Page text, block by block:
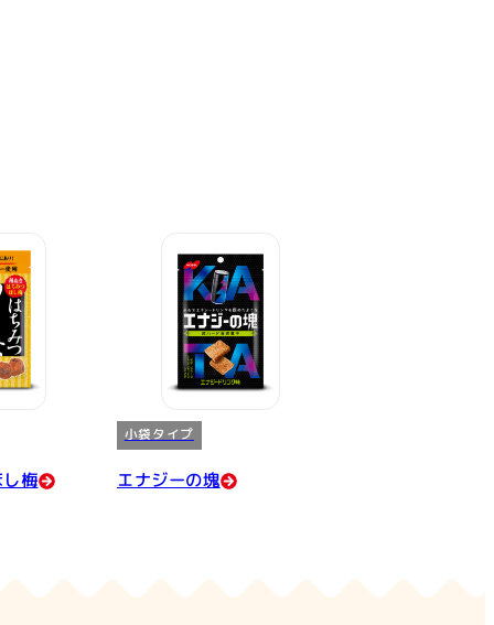
梅
小袋タイプ
エナジーの塊